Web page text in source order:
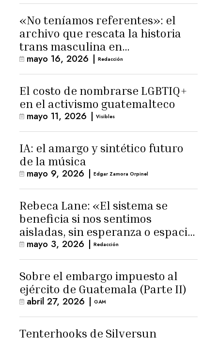
«No teníamos referentes»: el
archivo que rescata la historia
trans masculina en
Latinoamérica
mayo 16, 2026 | Redacción
El costo de nombrarse LGBTIQ+
en el activismo guatemalteco
mayo 11, 2026 | Visibles
IA: el amargo y sintético futuro
de la música
mayo 9, 2026 | Edgar Zamora Orpinel
Rebeca Lane: «El sistema se
beneficia si nos sentimos
aisladas, sin esperanza o espacio
para la ternura»
mayo 3, 2026 | Redacción
Sobre el embargo impuesto al
ejército de Guatemala (Parte II)
abril 27, 2026 | GAM
Tenterhooks de Silversun